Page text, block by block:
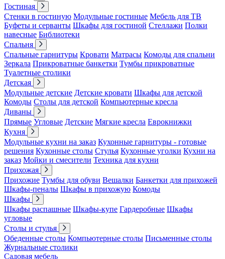
Гостиная
Стенки в гостиную Модульные гостиные Мебель для ТВ
Буфеты и серванты Шкафы для гостиной Стеллажи Полки
навесные Библиотеки
Спальня
Спальные гарнитуры Кровати Матрасы Комоды для спальни
Зеркала Прикроватные банкетки Тумбы прикроватные
Туалетные столики
Детская
Модульные детские Детские кровати Шкафы для детской
Комоды Столы для детской Компьютерные кресла
Диваны
Прямые Угловые Детские Мягкие кресла Еврокнижки
Кухня
Модульные кухни на заказ Кухонные гарнитуры - готовые
решения Кухонные столы Стулья Кухонные уголки Кухни на
заказ Мойки и смесители Техника для кухни
Прихожая
Прихожие Тумбы для обуви Вешалки Банкетки для прихожей
Шкафы-пеналы Шкафы в прихожую Комоды
Шкафы
Шкафы распашные Шкафы-купе Гардеробные Шкафы
угловые
Столы и стулья
Обеденные столы Компьютерные столы Письменные столы
Журнальные столики
Садовая мебель